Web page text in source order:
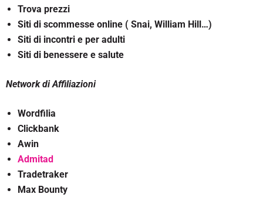
Trova prezzi
Siti di scommesse online ( Snai, William Hill…)
Siti di incontri e per adulti
Siti di benessere e salute
Network di Affiliazioni
Wordfilia
Clickbank
Awin
Admitad
Tradetraker
Max Bounty